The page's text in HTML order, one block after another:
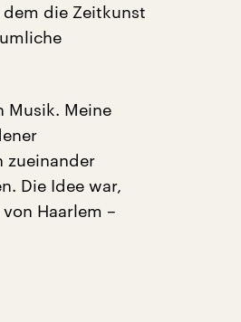
dem die Zeitkunst
Musik. Meine
zueinander
Die Idee war,
Haarlem –